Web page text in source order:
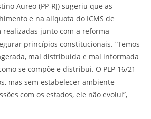
Aureo (PP-RJ) sugeriu que as
e na alíquota do ICMS de
realizadas junto com a reforma
princípios constitucionais. “Temos
mal distribuída e mal informada
se compõe e distribui. O PLP 16/21
mas sem estabelecer ambiente
com os estados, ele não evolui”,